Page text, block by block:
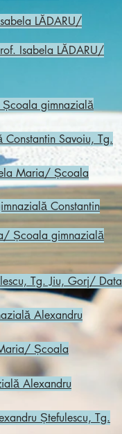
LĂDARU/
Isabela LĂDARU/
Școala gimnazială
Savoiu, Tg.
Maria/ Școala
Constantin
Școala gimnazială
Tg. Jiu, Gorj/ Data
Alexandru
Școala
Alexandru
Ștefulescu, Tg.